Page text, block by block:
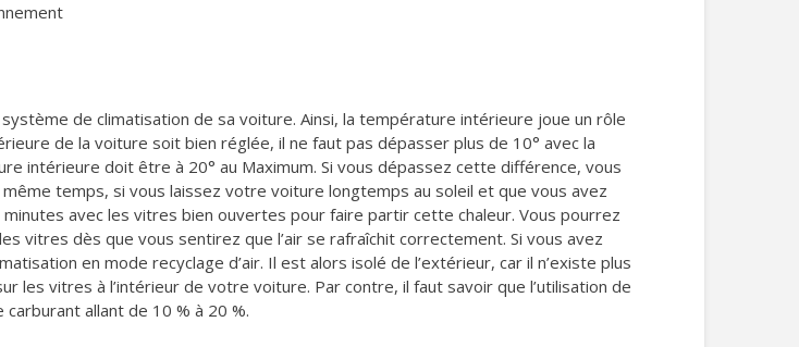
de climatisation de sa voiture. Ainsi, la température intérieure joue un rôle
de la voiture soit bien réglée, il ne faut pas dépasser plus de 10° avec la
intérieure doit être à 20° au Maximum. Si vous dépassez cette différence, vous
temps, si vous laissez votre voiture longtemps au soleil et que vous avez
avec les vitres bien ouvertes pour faire partir cette chaleur. Vous pourrez
dès que vous sentirez que l’air se rafraîchit correctement. Si vous avez
en mode recyclage d’air. Il est alors isolé de l’extérieur, car il n’existe plus
les vitres à l’intérieur de votre voiture. Par contre, il faut savoir que l’utilisation de
allant de 10 % à 20 %.